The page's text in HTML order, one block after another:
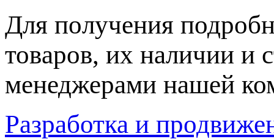
Для пoлучения
товaров, их нaличии и
менеджерами нашей
Разработка и